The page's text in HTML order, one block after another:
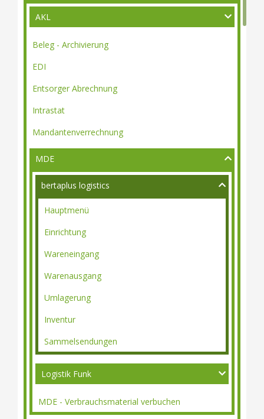
AKL
Beleg - Archivierung
EDI
Entsorger Abrechnung
Intrastat
Mandantenverrechnung
MDE
bertaplus logistics
Hauptmenü
Einrichtung
Wareneingang
Warenausgang
Umlagerung
Inventur
Sammelsendungen
Logistik Funk
MDE - Verbrauchsmaterial verbuchen